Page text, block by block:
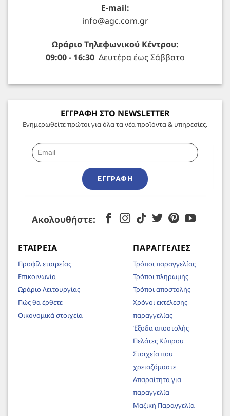
E-mail:
info@agc.com.gr
Ωράριο Τηλεφωνικού Κέντρου:
09:00 - 16:30Δευτέρα έως Σάββατο
ΕΓΓΡΑΦΗ ΣΤΟ NEWSLETTER
Ενημερωθείτε πρώτοι για όλα τα νέα προϊόντα & υπηρεσίες.
ΕΓΓΡΑΦΉ
Ακολουθήστε:
ΕΤΑΙΡΕΊΑ
Προφίλ εταιρείας
Επικοινωνία
Ωράριο Λειτουργίας
Πώς θα έρθετε
Οικονομικά στοιχεία
ΠΑΡΑΓΓΕΛΊΕΣ
Τρόποι παραγγελίας
Τρόποι πληρωμής
Τρόποι αποστολής
Χρόνοι εκτέλεσης
παραγγελίας
Έξοδα αποστολής
Πελάτες Κύπρου
Στοιχεία που
χρειαζόμαστε
Απαραίτητα για
παραγγελία
Μαζική Παραγγελία